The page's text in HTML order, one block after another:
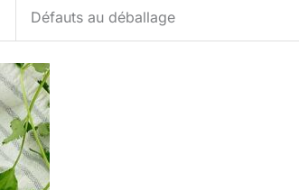
Défauts au déballage